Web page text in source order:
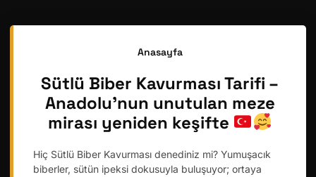
Anasayfa
Sütlü Biber Kavurması Tarifi –
Anadolu’nun unutulan meze
mirası yeniden keşifte
Hiç Sütlü Biber Kavurması denediniz mi? Yumuşacık
biberler, sütün ipeksi dokusuyla buluşuyor; ortaya